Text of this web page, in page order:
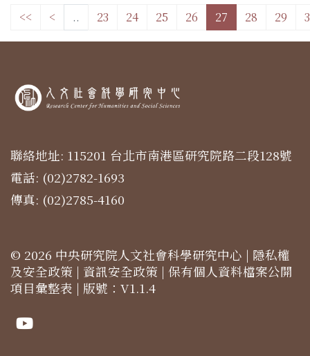
<< < .. 23 24 25 26 27 28 29
聯絡地址: 115201 台北市南港區研究院路二段128號
電話: (02)2782-1693
傳真: (02)2785-4160
© 2026 中央研究院人文社會科學研究中心 | 隱私權
及安全政策 | 資訊安全政策 | 保有個人資料檔案公開
項目彙整表 | 版號：V1.1.4
Youtube